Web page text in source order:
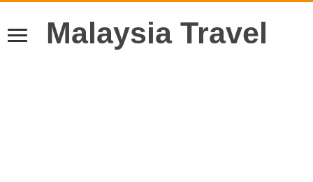
Malaysia Travel